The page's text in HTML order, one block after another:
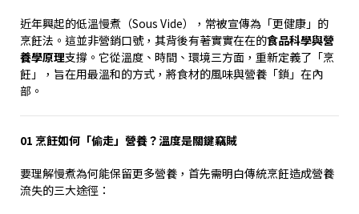
近年興起的低溫慢煮（Sous Vide），常被宣傳為「更健康」的
烹飪法。這並非營銷口號，其背後有著實實在在的食品科學與營
養學原理支撐。它從溫度、時間、環境三方面，重新定義了「烹
飪」，旨在用最溫和的方式，將食材的風味與營養「鎖」在內
部。
01 烹飪如何「偷走」營養？溫度是關鍵竊賊
要理解慢煮為何能保留更多營養，首先需明白傳統烹飪造成營養
流失的三大途徑：